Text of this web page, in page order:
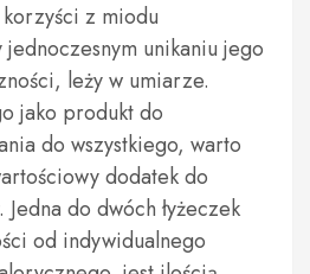
z miodu
unikaniu jego
leży w umiarze.
jako produkt do
do wszystkiego, warto
dodatek do
do dwóch łyżeczek
od indywidualnego